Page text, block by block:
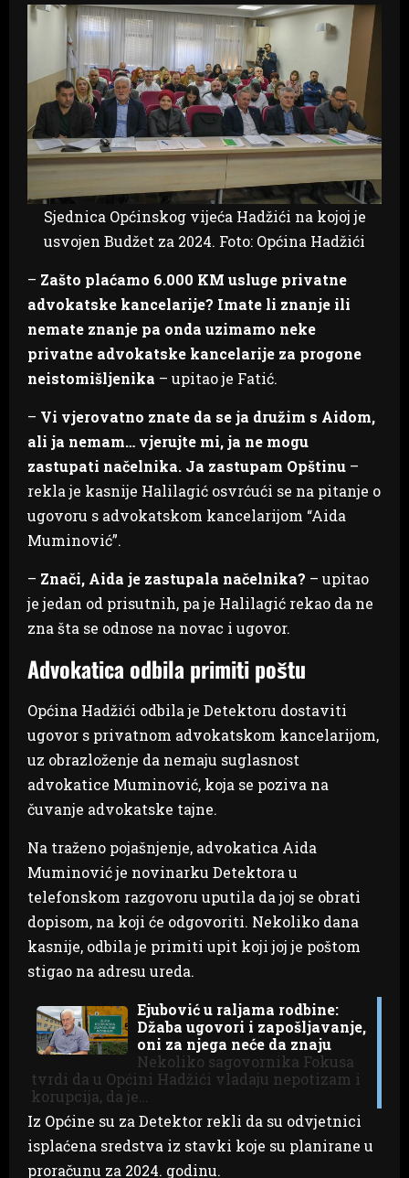
Sjednica Općinskog vijeća Hadžići na kojoj je
usvojen Budžet za 2024. Foto: Općina Hadžići
– Zašto plaćamo 6.000 KM usluge privatne
advokatske kancelarije? Imate li znanje ili
nemate znanje pa onda uzimamo neke
privatne advokatske kancelarije za progone
neistomišljenika – upitao je Fatić.
– Vi vjerovatno znate da se ja družim s Aidom,
ali ja nemam… vjerujte mi, ja ne mogu
zastupati načelnika. Ja zastupam Opštinu –
rekla je kasnije Halilagić osvrćući se na pitanje o
ugovoru s advokatskom kancelarijom “Aida
Muminović”.
– Znači, Aida je zastupala načelnika? – upitao
je jedan od prisutnih, pa je Halilagić rekao da ne
zna šta se odnose na novac i ugovor.
Advokatica odbila primiti poštu
Općina Hadžići odbila je Detektoru dostaviti
ugovor s privatnom advokatskom kancelarijom,
uz obrazloženje da nemaju suglasnost
advokatice Muminović, koja se poziva na
čuvanje advokatske tajne.
Na traženo pojašnjenje, advokatica Aida
Muminović je novinarku Detektora u
telefonskom razgovoru uputila da joj se obrati
dopisom, na koji će odgovoriti. Nekoliko dana
kasnije, odbila je primiti upit koji joj je poštom
stigao na adresu ureda.
Ejubović u raljama rodbine:
Džaba ugovori i zapošljavanje,
oni za njega neće da znaju
Nekoliko sagovornika Fokusa
tvrdi da u Općini Hadžići vladaju nepotizam i
korupcija, da je…
Iz Općine su za Detektor rekli da su odvjetnici
isplaćena sredstva iz stavki koje su planirane u
proračunu za 2024. godinu.